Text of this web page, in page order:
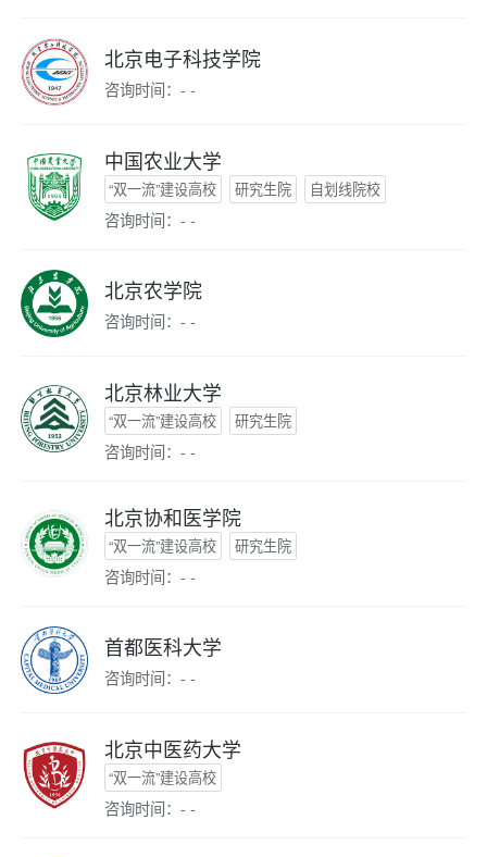
北京电子科技学院
咨询时间：- -
中国农业大学
“双一流”建设高校 研究生院 自划线院校
咨询时间：- -
北京农学院
咨询时间：- -
北京林业大学
“双一流”建设高校 研究生院
咨询时间：- -
北京协和医学院
“双一流”建设高校 研究生院
咨询时间：- -
首都医科大学
咨询时间：- -
北京中医药大学
“双一流”建设高校
咨询时间：- -